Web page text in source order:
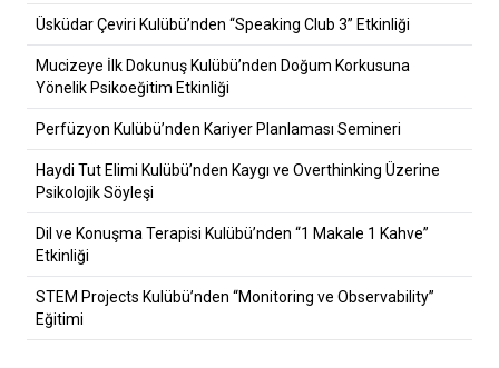
Üsküdar Çeviri Kulübü’nden “Speaking Club 3” Etkinliği
Mucizeye İlk Dokunuş Kulübü’nden Doğum Korkusuna
Yönelik Psikoeğitim Etkinliği
Perfüzyon Kulübü’nden Kariyer Planlaması Semineri
Haydi Tut Elimi Kulübü’nden Kaygı ve Overthinking Üzerine
Psikolojik Söyleşi
Dil ve Konuşma Terapisi Kulübü’nden “1 Makale 1 Kahve”
Etkinliği
STEM Projects Kulübü’nden “Monitoring ve Observability”
Eğitimi